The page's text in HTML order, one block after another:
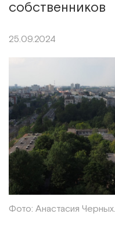
собственников
25.09.2024
Фото: Анастасия